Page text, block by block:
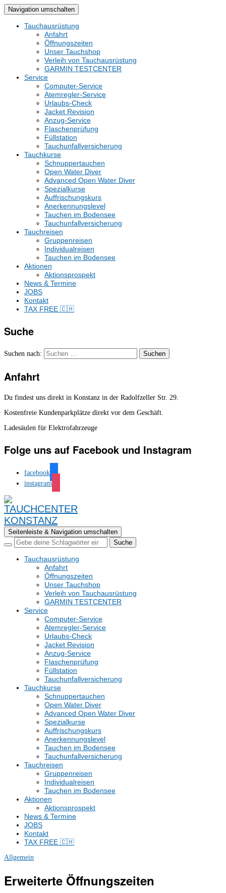
Navigation umschalten
Tauchausrüstung
Anfahrt
Öffnungszeiten
Unser Tauchshop
Verleih von Tauchausrüstung
GARMIN TESTCENTER
Service
Computer-Service
Atemregler-Service
Urlaubs-Check
Jacket Revision
Anzug-Service
Flaschenprüfung
Füllstation
Tauchunfallversicherung
Tauchkurse
Schnuppertauchen
Open Water Diver
Advanced Open Water Diver
Spezialkurse
Auffrischungskurs
Anerkennungslevel
Tauchen im Bodensee
Tauchunfallversicherung
Tauchreisen
Gruppenreisen
Individualreisen
Tauchen im Bodensee
Aktionen
Aktionsprospekt
News & Termine
JOBS
Kontakt
TAX FREE 🇨🇭
Suche
Suchen nach:
Anfahrt
Du findest uns direkt in Konstanz in der Radolfzeller Str. 29.
Kostenfreie Kundenparkplätze direkt vor dem Geschäft.
Ladesäulen für Elektrofahrzeuge
Folge uns auf Facebook und Instagram
facebook
instagram
Seitenleiste & Navigation umschalten
Tauchausrüstung
Anfahrt
Öffnungszeiten
Unser Tauchshop
Verleih von Tauchausrüstung
GARMIN TESTCENTER
Service
Computer-Service
Atemregler-Service
Urlaubs-Check
Jacket Revision
Anzug-Service
Flaschenprüfung
Füllstation
Tauchunfallversicherung
Tauchkurse
Schnuppertauchen
Open Water Diver
Advanced Open Water Diver
Spezialkurse
Auffrischungskurs
Anerkennungslevel
Tauchen im Bodensee
Tauchunfallversicherung
Tauchreisen
Gruppenreisen
Individualreisen
Tauchen im Bodensee
Aktionen
Aktionsprospekt
News & Termine
JOBS
Kontakt
TAX FREE 🇨🇭
Allgemein
Erweiterte Öffnungszeiten